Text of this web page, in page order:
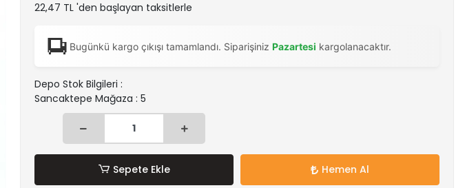
22,47 TL 'den başlayan taksitlerle
Bugünkü kargo çıkışı tamamlandı. Siparişiniz Pazartesi kargolanacaktır.
Depo Stok Bilgileri :
Sancaktepe Mağaza : 5
Sepete Ekle Hemen Al